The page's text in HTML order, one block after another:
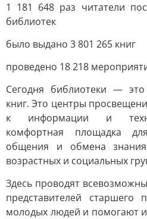
1 181 648 раз читатели
библиотек
было выдано 3 801 265 книг
проведено 18 218
Сегодня библиотеки —
книг. Это центры
к информации и
комфортная площадка
общения и обмена
возрастных и социальных
Здесь проводят
представителей старшего
молодых людей и помогают